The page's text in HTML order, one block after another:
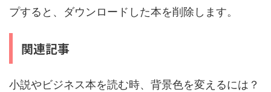
プすると、ダウンロードした本を削除します。
関連記事
小説やビジネス本を読む時、背景色を変えるには？